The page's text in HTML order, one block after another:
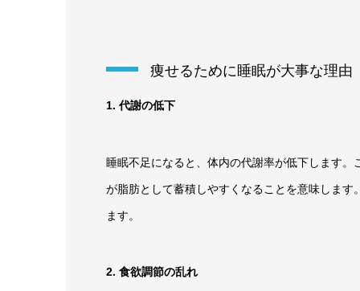
痩せるために睡眠が大事な理由
1. 代謝の低下
睡眠不足になると、体内の代謝率が低下します
が脂肪として蓄積しやすくなることを意味しま
ます。
2. 食欲調節の乱れ